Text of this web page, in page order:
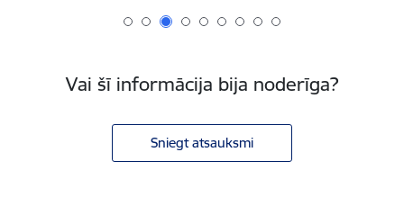
Vai šī informācija bija noderīga?
Sniegt atsauksmi